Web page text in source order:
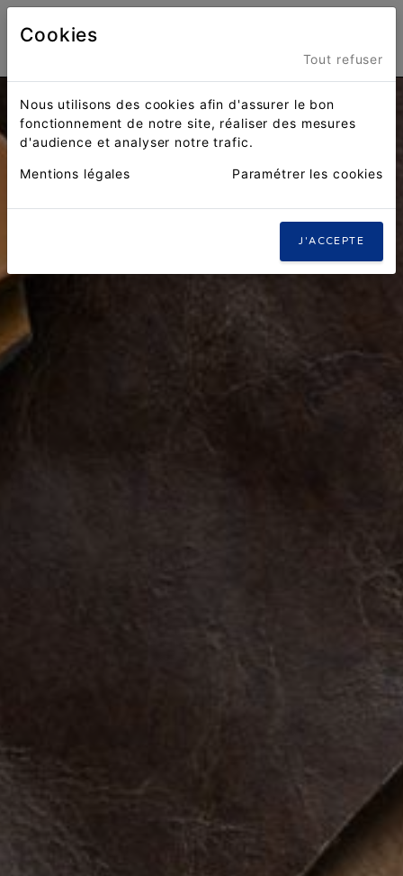
Cookies
Tout refuser
Nous utilisons des cookies afin d'assurer le bon
fonctionnement de notre site, réaliser des mesures
d'audience et analyser notre trafic.
Mentions légales Paramétrer les cookies
J'ACCEPTE